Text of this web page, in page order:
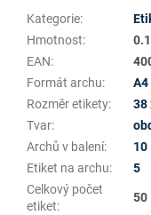
Kategorie:
Hmotnost:
EAN:
Formát archu:
A4
Rozměr etikety:
38
Tvar:
Archů v balení:
10
Etiket na archu:
5
Celkový počet
etiket:
50